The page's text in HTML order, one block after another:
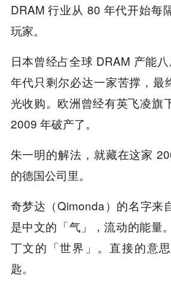
DRAM 行业从 80 年代开始每
玩家。
日本曾经占全球 DRAM 产能
年代只剩尔必达一家苦撑，最
光收购。欧洲曾经有英飞凌旗
2009 年破产了。
朱一明的解法，就藏在这家
的德国公司里。
奇梦达（Qimonda）的名字来
是中文的「气」，流动的能量
丁文的「世界」。直接的意
匙。